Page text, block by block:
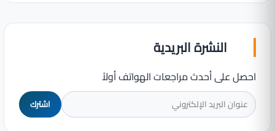
النشرة البريدية
احصل على أحدث مراجعات الهواتف أولاً
اشترك